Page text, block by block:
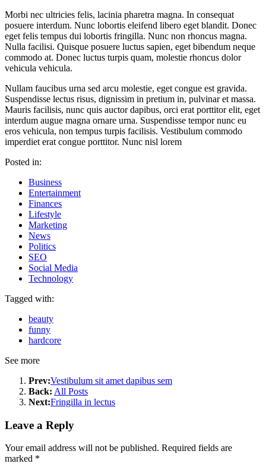
Morbi nec ultricies felis, lacinia pharetra magna. In consequat
posuere interdum. Nunc lobortis eleifend libero eget blandit. Donec
eget felis tempus dui lobortis fringilla. Nunc non rhoncus magna.
Nulla facilisi. Quisque posuere luctus sapien, eget bibendum neque
commodo at. Donec luctus turpis quam, molestie rhoncus dolor
vehicula vehicula.
Nullam faucibus urna sed arcu molestie, eget congue est gravida.
Suspendisse lectus risus, dignissim in pretium in, pulvinar et massa.
Mauris facilisis, nunc quis auctor dapibus, orci erat porttitor elit, eget
interdum augue magna ornare urna. Suspendisse tempor nunc eu
eros vehicula, non tempus turpis facilisis. Vestibulum commodo
imperdiet erat congue porttitor. Nunc nisl lorem
Posted in:
Business
Entertainment
Finances
Lifestyle
Marketing
News
Politics
SEO
Social Media
Technology
Tagged with:
beauty
funny
hardcore
See more
Prev:Vestibulum sit amet dapibus sem
Back: All Posts
Next:Fringilla in lectus
Leave a Reply
Your email address will not be published. Required fields are
marked *